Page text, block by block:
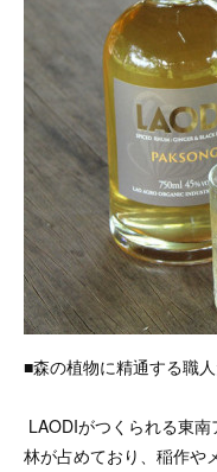
■森の植物に精通する職
LAODIがつくられる東
林が占めており、稲作や